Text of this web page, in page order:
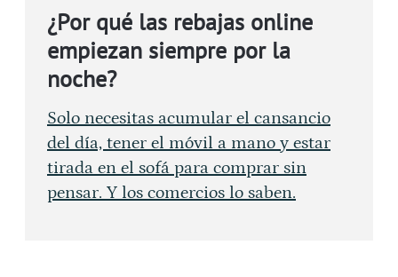
¿Por qué las rebajas online
empiezan siempre por la
noche?
Solo necesitas acumular el cansancio
del día, tener el móvil a mano y estar
tirada en el sofá para comprar sin
pensar. Y los comercios lo saben.